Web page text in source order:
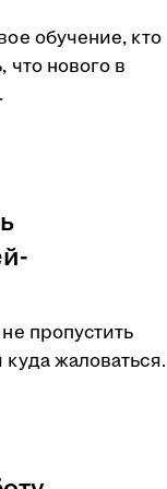
обучение, кто
что нового в
пропустить
жаловаться.